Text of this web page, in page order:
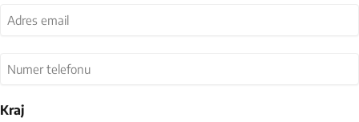
Adres
email(wymagane)
telefonu
Kraj